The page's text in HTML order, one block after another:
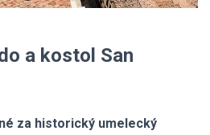
a kostol San
za historický umelecký